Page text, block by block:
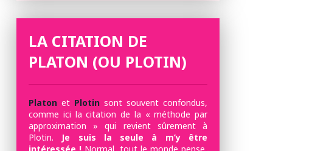
LA CITATION DE
PLATON (OU PLOTIN)
Platon et Plotin sont souvent confondus,
comme ici la citation de la « méthode par
approximation » qui revient sûrement à
Plotin. Je suis la seule à m’y être